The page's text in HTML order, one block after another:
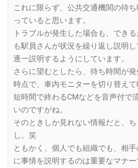
これに限らず、公共交通機関の待
っていると思います。
トラブルが発生した場合も、でき
も駅員さんが状況を繰り返し説明
逐一説明するようにしています。
さらに望むとしたら、待ち時間が
時点で、車内モニターを切り替え
短時間で終わるCMなどを音声付で
いのですがね。
そのときしか見れない情報だと、
し。笑
ともかく、個人でも組織でも、相
に事情を説明するのは重要なマナー